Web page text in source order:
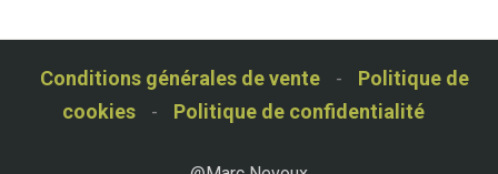
Conditions générales de vente -
Politique de
cookies
- Politique de confidentialité